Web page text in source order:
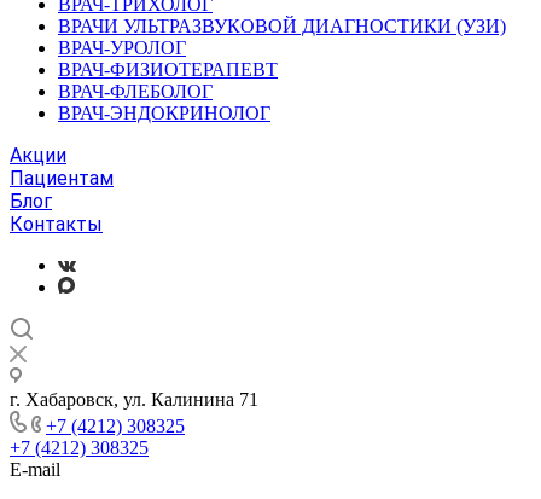
ВРАЧ-ТРИХОЛОГ
ВРАЧИ УЛЬТРАЗВУКОВОЙ ДИАГНОСТИКИ (УЗИ)
ВРАЧ-УРОЛОГ
ВРАЧ-ФИЗИОТЕРАПЕВТ
ВРАЧ-ФЛЕБОЛОГ
ВРАЧ-ЭНДОКРИНОЛОГ
Акции
Пациентам
Блог
Контакты
г. Хабаровск, ул. Калинина 71
+7 (4212) 308325
+7 (4212) 308325
E-mail